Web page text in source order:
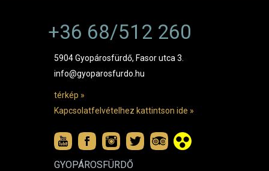
+36 68/512 260
5904 Gyopárosfürdő, Fasor utca 3.
info@gyoparosfurdo.hu
térkép »
Kapcsolatfelvételhez kattintson ide »
GYOPÁROSFÜRDŐ